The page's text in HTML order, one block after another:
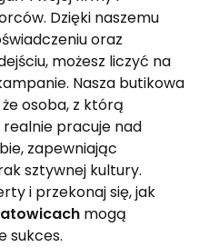
Dzięki naszemu
oraz
możesz liczyć na
Nasza butikowa
osoba, z którą
realnie pracuje nad
zapewniając
sztywnej kultury.
i przekonaj się, jak
mogą
sukces.